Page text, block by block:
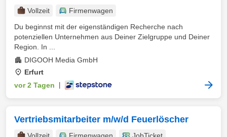
Vollzeit
Firmenwagen
Du beginnst mit der eigenständigen Recherche nach
potenziellen Unternehmen aus Deiner Zielgruppe und Deiner
Region. In ...
DIGOOH Media GmbH
Erfurt
vor 2 Tagen
Vertriebsmitarbeiter m/w/d Feuerlöscher